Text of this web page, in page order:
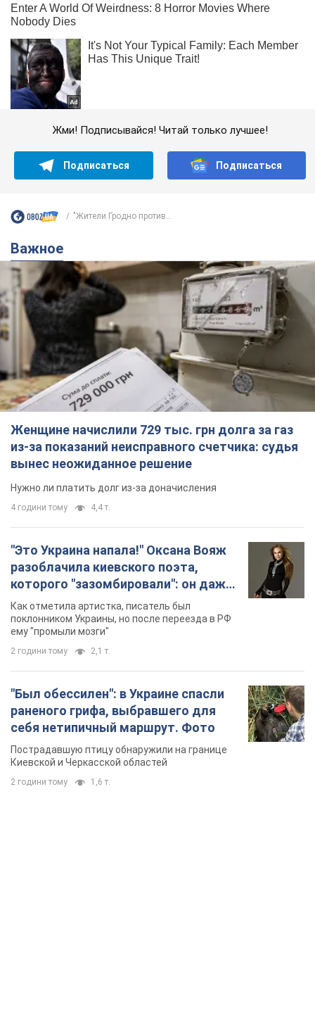
Жми! Подписывайся! Читай только лучшее!
Подписаться Подписаться
"Жители Гродно против...
Важное
Женщине начислили 729 тыс. грн долга за газ
из-за показаний неисправного счетчика: судья
вынес неожиданное решение
Нужно ли платить долг из-за доначисления
4 години тому 4,4 т.
"Это Украина напала!" Оксана Вояж
разоблачила киевского поэта,
которого "зазомбировали": он даже
русского не знал, а теперь хочет
геноцида украинцев
Как отметила артистка, писатель был
поклонником Украины, но после переезда в РФ
ему "промыли мозги"
2 години тому 2,1 т.
"Был обессилен": в Украине спасли
раненого грифа, выбравшего для
себя нетипичный маршрут. Фото
Пострадавшую птицу обнаружили на границе
Киевской и Черкасской областей
2 години тому 1,6 т.